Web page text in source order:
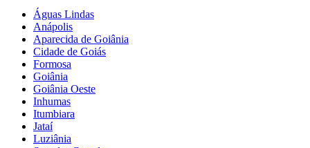
Águas Lindas
Anápolis
Aparecida de Goiânia
Cidade de Goiás
Formosa
Goiânia
Goiânia Oeste
Inhumas
Itumbiara
Jataí
Luziânia